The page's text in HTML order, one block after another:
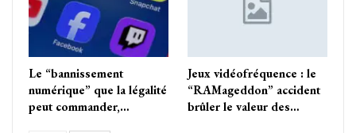
Le “bannissement
numérique” que la légalité
peut commander,…
Jeux vidéofréquence : le
“RAMageddon” accident
brûler le valeur des…